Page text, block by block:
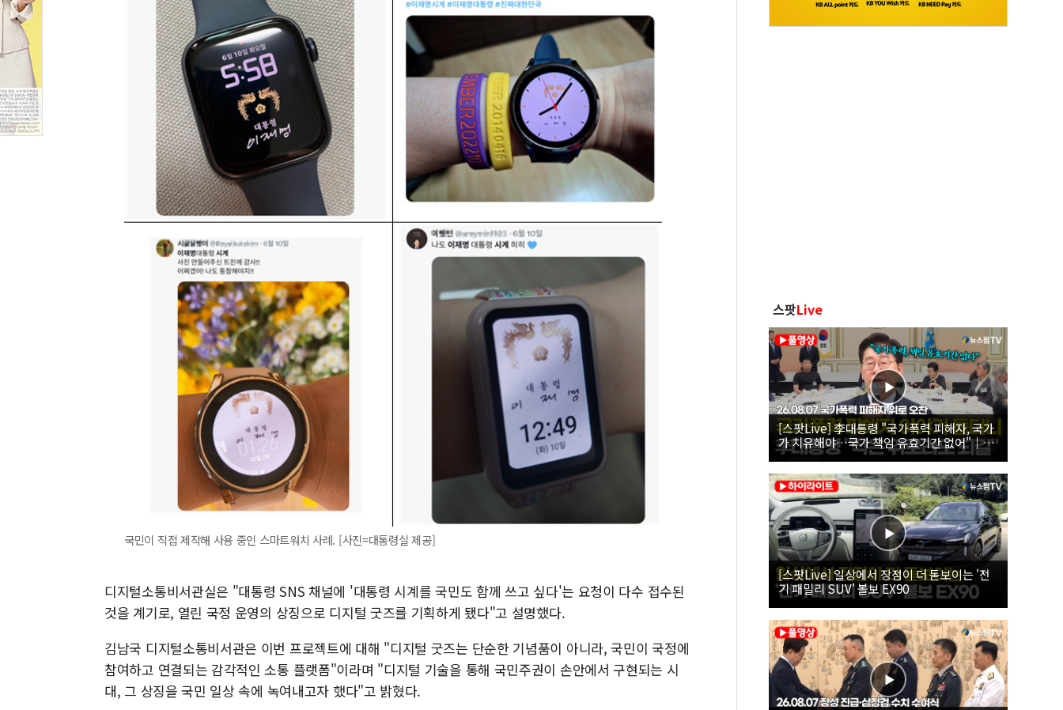
국민이 직접 제작해 사용 중인 스마트워치 사례. [사진=대통령실 제공]
디지털소통비서관실은 "대통령 SNS 채널에 '대통령 시계를 국민도 함께 쓰고 싶다'는 요청이 다수 접수된
것을 계기로, 열린 국정 운영의 상징으로 디지털 굿즈를 기획하게 됐다"고 설명했다.
김남국 디지털소통비서관은 이번 프로젝트에 대해 "디지털 굿즈는 단순한 기념품이 아니라, 국민이 국정에
참여하고 연결되는 감각적인 소통 플랫폼"이라며 "디지털 기술을 통해 국민주권이 손안에서 구현되는 시
대, 그 상징을 국민 일상 속에 녹여내고자 했다"고 밝혔다.
스팟Live
[스팟Live] 李대통령 "국가폭력 피해자, 국가
가 치유해야…국가 책임 유효기간 없어"｜
26.08.07 국가폭력 피해자 위로 오찬
[스팟Live] 일상에서 장점이 더 돋보이는 '전
기 패밀리 SUV' 볼보 EX90